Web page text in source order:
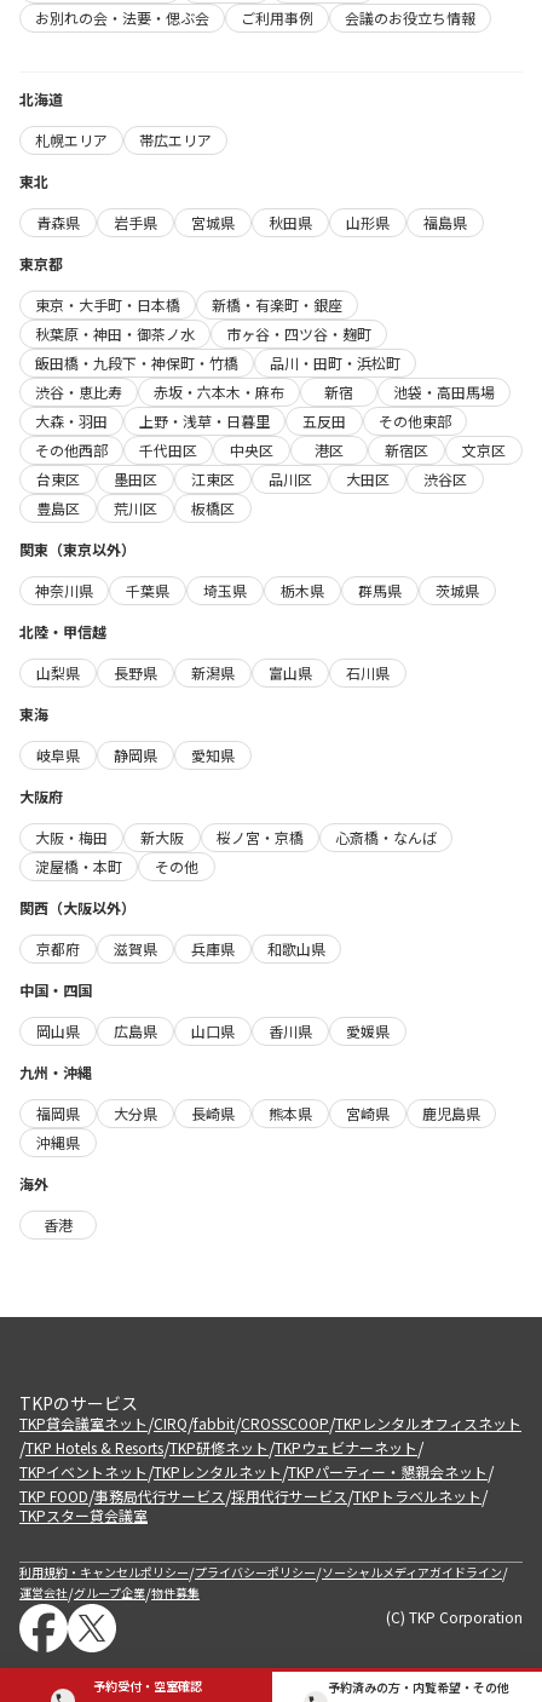
予約受付・空室確認 予約済みの方・内覧希望・その他
お別れの会・法要・偲ぶ会
ご利用事例 会議のお役立ち情報
北海道
札幌エリア
帯広エリア
東北
青森県
岩手県 宮城県 秋田県 山形県
福島県
東京都
東京・大手町・日本橋
新橋・有楽町・銀座
秋葉原・神田・御茶ノ水
市ヶ谷・四ツ谷・麹町
飯田橋・九段下・神保町・竹橋
品川・田町・浜松町
渋谷・恵比寿
赤坂・六本木・麻布 新宿
池袋・高田馬場
大森・羽田
上野・浅草・日暮里 五反田
その他東部
その他西部
千代田区 中央区 港区 新宿区
文京区
台東区
墨田区 江東区 品川区 大田区
渋谷区
豊島区
荒川区
板橋区
関東（東京以外）
神奈川県
千葉県 埼玉県 栃木県 群馬県
茨城県
北陸・甲信越
山梨県
長野県 新潟県 富山県
石川県
東海
岐阜県
静岡県
愛知県
大阪府
大阪・梅田
新大阪 桜ノ宮・京橋
心斎橋・なんば
淀屋橋・本町
その他
関西（大阪以外）
京都府
滋賀県 兵庫県
和歌山県
中国・四国
岡山県
広島県 山口県 香川県
愛媛県
九州・沖縄
福岡県
大分県 長崎県 熊本県 宮崎県
鹿児島県
沖縄県
海外
香港
TKPのサービス
TKP貸会議室ネット/CIRQ/fabbit/CROSSCOOP/TKPレンタルオフィスネット
/TKP Hotels & Resorts/TKP研修ネット/TKPウェビナーネット/
TKPイベントネット/TKPレンタルネット/TKPパーティー・懇親会ネット/
TKP FOOD/事務局代行サービス/採用代行サービス/TKPトラベルネット/
TKPスター貸会議室
利用規約・キャンセルポリシー/プライバシーポリシー/ソーシャルメディアガイドライン/
運営会社/グループ企業/物件募集
(C) TKP Corporation